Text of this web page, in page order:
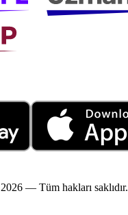
2026 — Tüm hakları saklıdır.